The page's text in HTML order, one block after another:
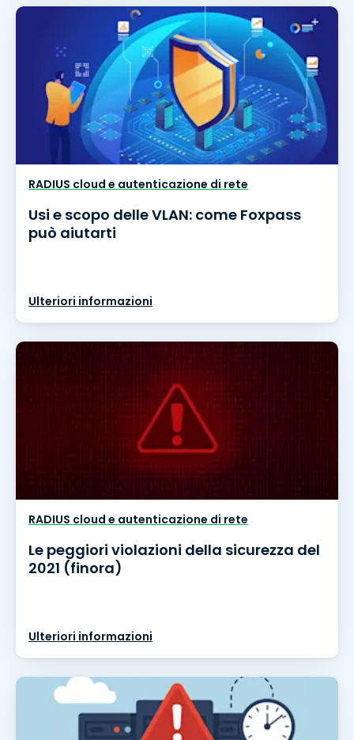
RADIUS cloud e autenticazione di rete
Usi e scopo delle VLAN: come Foxpass
può aiutarti
Ulteriori informazioni
RADIUS cloud e autenticazione di rete
Le peggiori violazioni della sicurezza del
2021 (finora)
Ulteriori informazioni